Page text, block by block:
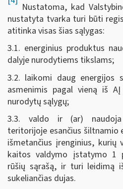
Nustatoma, kad
nustatyta tvarka turi būti
atitinka visas šias sąlygas:
3.1. energinius produktus
dalyje nurodytiems tikslams;
3.2. laikomi daug energijos
asmenimis pagal vieną iš
nurodytų sąlygų;
3.3. valdo ir (ar) naudoja
teritorijoje esančius šiltnamio
išmetančius įrenginius,
kaitos valdymo įstatymo 1
rūšių sąrašą, ir turi leidimą
sukeliančias dujas.